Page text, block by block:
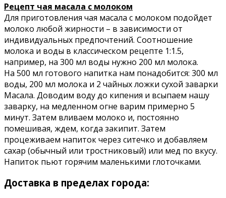
Рецепт чая масала с молоком
Для приготовления чая масала с молоком подойдет
молоко любой жирности – в зависимости от
индивидуальных предпочтений. Соотношение
молока и воды в классическом рецепте 1:1.5,
например, на 300 мл воды нужно 200 мл молока.
На 500 мл готового напитка нам понадобится: 300 мл
воды, 200 мл молока и 2 чайных ложки сухой заварки
Масала. Доводим воду до кипения и всыпаем нашу
заварку, на медленном огне варим примерно 5
минут. Затем вливаем молоко и, постоянно
помешивая, ждем, когда закипит. Затем
процеживаем напиток через ситечко и добавляем
сахар (обычный или тростниковый) или мед по вкусу.
Напиток пьют горячим маленькими глоточками.
Доставка в пределах города: